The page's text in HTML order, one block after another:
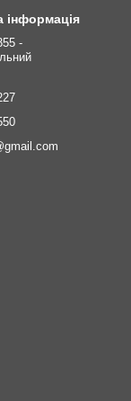
інформація
-